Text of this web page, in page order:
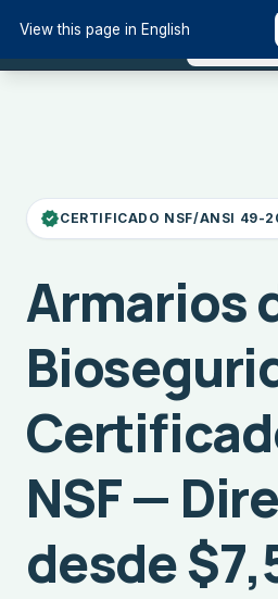
Solicitar
verifiedCERTIFICADO NSF/ANSI 49-
Armarios
NSF —
desde
View this page in English